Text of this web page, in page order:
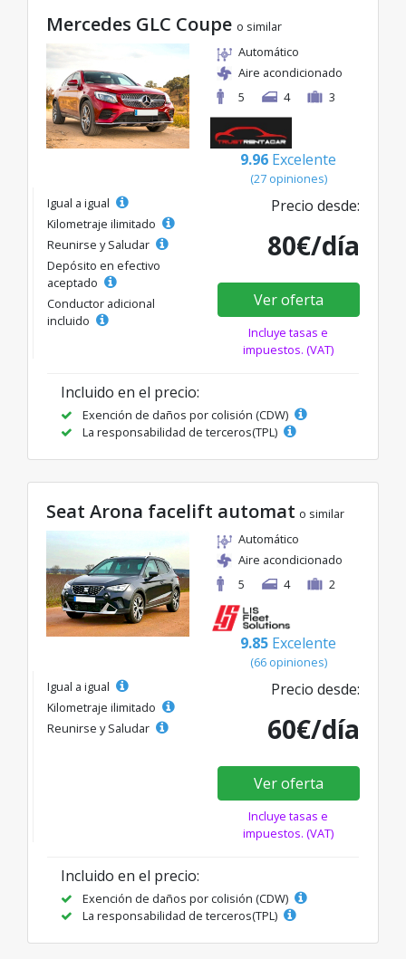
Mercedes GLC Coupe o similar
Automático
Aire acondicionado
5
4 3
9.96 Excelente
(27 opiniones)
Igual a igual
Kilometraje ilimitado
Reunirse y Saludar
Depósito en efectivo
aceptado
Conductor adicional
incluido
Precio desde:
80€/día
Ver oferta
Incluye tasas e
impuestos. (VAT)
Incluido en el precio:
Exención de daños por colisión (CDW)
La responsabilidad de terceros(TPL)
Seat Arona facelift automat o similar
Automático
Aire acondicionado
5
4 2
9.85 Excelente
(66 opiniones)
Igual a igual
Kilometraje ilimitado
Reunirse y Saludar
Precio desde:
60€/día
Ver oferta
Incluye tasas e
impuestos. (VAT)
Incluido en el precio:
Exención de daños por colisión (CDW)
La responsabilidad de terceros(TPL)